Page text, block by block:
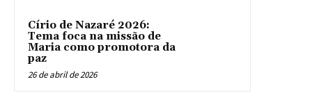
Círio de Nazaré 2026:
Tema foca na missão de
Maria como promotora da
paz
26 de abril de 2026